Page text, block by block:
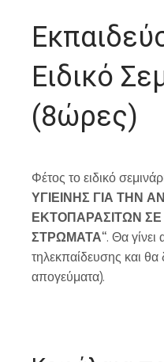
Ειδικό
(8ώρες)
Φέτος το ειδικό
ΥΓΙΕΙΝΗΣ ΓΙΑ ΤΗΝ
ΕΚΤΟΠΑΡΑΣΙΤΩΝ ΣΕ
ΣΤΡΩΜΑΤΑ“. Θα
τηλεκπαίδευσης και θα
απογεύματα).